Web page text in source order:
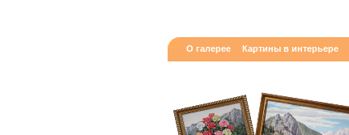
О галерее Картины в интерьере